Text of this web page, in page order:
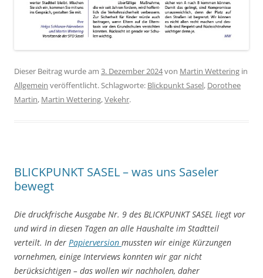
Dieser Beitrag wurde am 3. Dezember 2024von Martin Wettering in
Allgemein veröffentlicht. Schlagworte: Blickpunkt Sasel, Dorothee
Martin, Martin Wettering,Vekehr.
BLICKPUNKT SASEL – was uns Saseler
bewegt
Die druckfrische Ausgabe Nr. 9 des BLICKPUNKT SASEL liegt vor
und wird in diesen Tagen an alle Haushalte im Stadtteil
verteilt. In der Papierversion mussten wir einige Kürzungen
vornehmen, einige Interviews konnten wir gar nicht
berücksichtigen – das wollen wir nachholen, daher